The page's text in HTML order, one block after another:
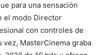
para una sensación
el modo Director
con controles de
vez, MasterCinema graba